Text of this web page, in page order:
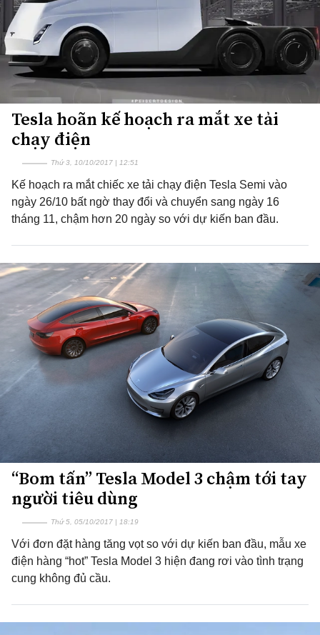
Tesla hoãn kế hoạch ra mắt xe tải
chạy điện
Thứ 3, 10/10/2017 | 12:51
Kế hoạch ra mắt chiếc xe tải chạy điện Tesla Semi vào
ngày 26/10 bất ngờ thay đổi và chuyển sang ngày 16
tháng 11, chậm hơn 20 ngày so với dự kiến ban đầu.
“Bom tấn” Tesla Model 3 chậm tới tay
người tiêu dùng
Thứ 5, 05/10/2017 | 18:19
Với đơn đặt hàng tăng vọt so với dự kiến ban đầu, mẫu xe
điện hàng “hot” Tesla Model 3 hiện đang rơi vào tình trạng
cung không đủ cầu.